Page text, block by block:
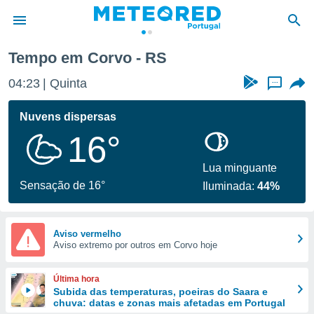
da
foi
fornecidas
a este
das
e
forma
digital
Tempo em Corvo - RS
04:23 Quinta ...
Nuvens dispersas
16°
Sensação de 16°
Lua minguante
Iluminada:44%
Aviso vermelho
Aviso extremo por outros em Corvo hoje
Última hora
Subida das temperaturas, poeiras do Saara e
chuva: datas e zonas mais afetadas em Portugal